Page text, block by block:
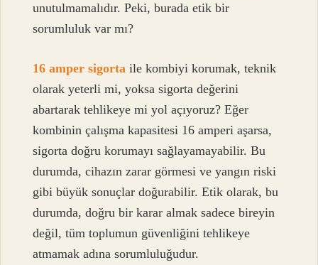
unutulmamalıdır. Peki, burada etik bir
sorumluluk var mı?
16 amper sigorta ile kombiyi korumak, teknik
olarak yeterli mi, yoksa sigorta değerini
abartarak tehlikeye mi yol açıyoruz? Eğer
kombinin çalışma kapasitesi 16 amperi aşarsa,
sigorta doğru korumayı sağlayamayabilir. Bu
durumda, cihazın zarar görmesi ve yangın riski
gibi büyük sonuçlar doğurabilir. Etik olarak, bu
durumda, doğru bir karar almak sadece bireyin
değil, tüm toplumun güvenliğini tehlikeye
atmamak adına sorumluluğudur.